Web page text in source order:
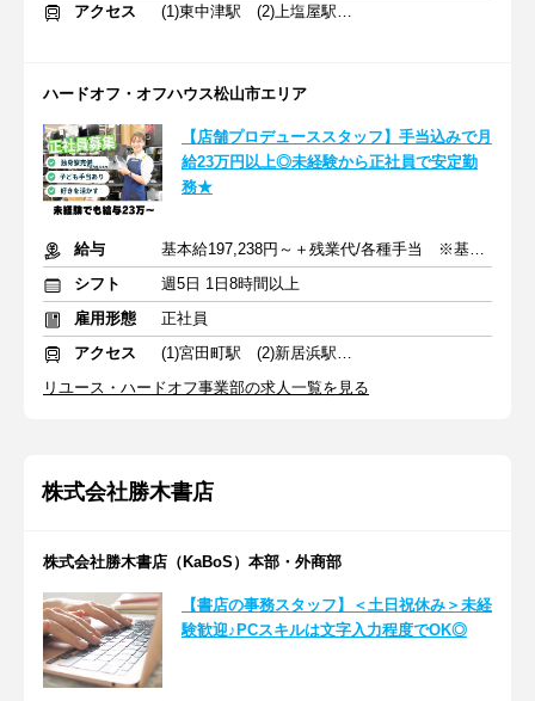
アクセス
(1)東中津駅 (2)上塩屋駅 (3)行橋駅
ハードオフ・オフハウス松山市エリア
【店舗プロデューススタッフ】手当込みで月
給23万円以上◎未経験から正社員で安定勤
務★
給与
基本給197,238円～＋残業代/各種手当 ※基本的には月給23万円～
シフト
週5日 1日8時間以上
雇用形態
正社員
アクセス
(1)宮田町駅 (2)新居浜駅 (3)今治駅
リユース・ハードオフ事業部の求人一覧を見る
株式会社勝木書店
株式会社勝木書店（KaBoS）本部・外商部
【書店の事務スタッフ】＜土日祝休み＞未経
験歓迎♪PCスキルは文字入力程度でOK◎